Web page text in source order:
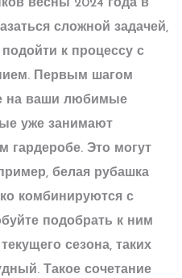
весны 2024 года в
сложной задачей,
к процессу с
Первым шагом
на ваши любимые
уже занимают
гардеробе. Это могут
белая рубашка
комбинируются с
подобрать к ним
сезона, таких
Такое сочетание